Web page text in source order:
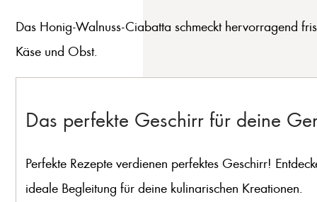
Das Honig-Walnuss-Ciabatta schmeckt hervorragend
Käse und Obst.
Das perfekte Geschirr für deine
Perfekte Rezepte verdienen perfektes Geschirr!
ideale Begleitung für deine kulinarischen Kreationen.